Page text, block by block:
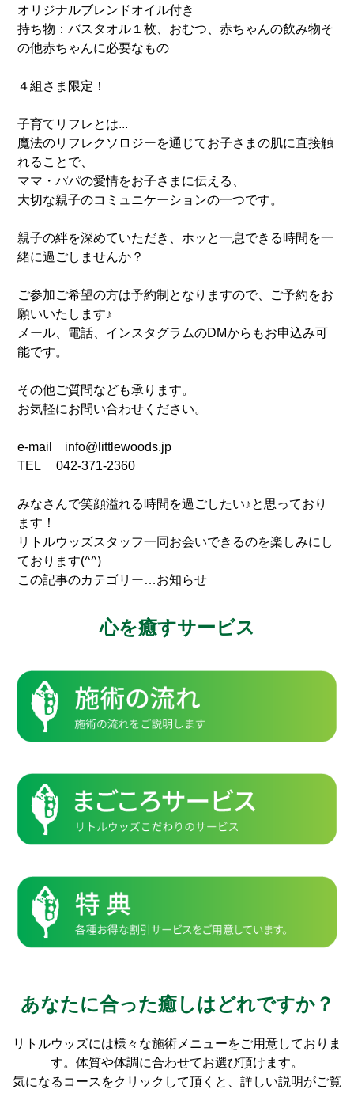
オリジナルブレンドオイル付き
持ち物：バスタオル１枚、おむつ、赤ちゃんの飲み物そ
の他赤ちゃんに必要なもの
４組さま限定！
子育てリフレとは...
魔法のリフレクソロジーを通じてお子さまの肌に直接触
れることで、
ママ・パパの愛情をお子さまに伝える、
大切な親子のコミュニケーションの一つです。
親子の絆を深めていただき、ホッと一息できる時間を一
緒に過ごしませんか？
ご参加ご希望の方は予約制となりますので、ご予約をお
願いいたします♪
メール、電話、インスタグラムのDMからもお申込み可
能です。
その他ご質問なども承ります。
お気軽にお問い合わせください。
e-mail info@littlewoods.jp
TEL 042-371-2360
みなさんで笑顔溢れる時間を過ごしたい♪と思っており
ます！
リトルウッズスタッフ一同お会いできるのを楽しみにし
ております(^^)
この記事のカテゴリー…お知らせ
心を癒すサービス
あなたに合った癒しはどれですか？
リトルウッズには様々な施術メニューをご用意しておりま
す。体質や体調に合わせてお選び頂けます。
気になるコースをクリックして頂くと、詳しい説明がご覧